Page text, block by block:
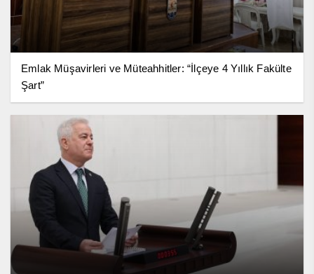
Emlak Müşavirleri ve Müteahhitler: “İlçeye 4 Yıllık Fakülte
Şart”